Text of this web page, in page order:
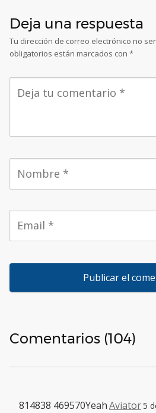
Deja una respuesta
Tu dirección de correo electrónico no
obligatorios están marcados con *
Comentarios (104)
Aviator5
814838 469570Yeah